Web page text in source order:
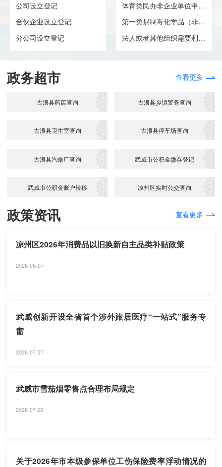
公司设立登记
合伙企业设立登记
分公司设立登记
体育类民办非企业单位申请登记...
第一类易制毒化学品（非药品类...
法人或者其他组织需要利用属于...
政务超市 查看更多
古浪县药店查询 古浪县乡镇警务查询
古浪县卫生室查询 古浪县停车场查询
古浪县汽修厂查询 武威市公积金缴存登记
武威市公积金账户转移 凉州区实时公交查询
政策资讯 查看更多
凉州区2026年消费品以旧换新自主品类补贴政策
2026-08-07
武威创新开设全省首个涉外旅居医疗“一站式”服务专
窗
2026-07-27
武威市雪茄烟零售点合理布局规定
2026-07-20
关于2026年市本级参保单位工伤保险费率浮动情况的